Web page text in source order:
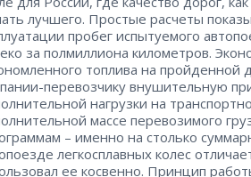
лучшего. Простые расчеты
пробег испытуемого
за полмиллиона километров.
топлива на
перевозчику внушительную
нагрузки на
массе перевозимого
– именно на столько
легкосплавных колес
ее косвенно. Принцип